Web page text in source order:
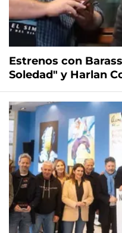
Estrenos con
Soledad" y Harlan